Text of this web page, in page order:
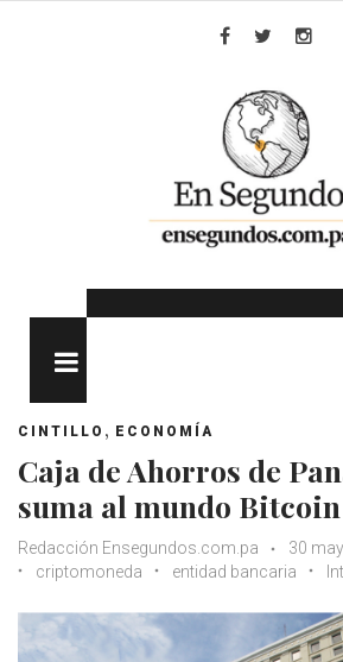
CINTILLO , ECONOMÍA
Caja de Ahorros de
suma al mundo Bitcoin
Redacción Ensegundos.com.pa
30
criptomoneda
entidad bancaria